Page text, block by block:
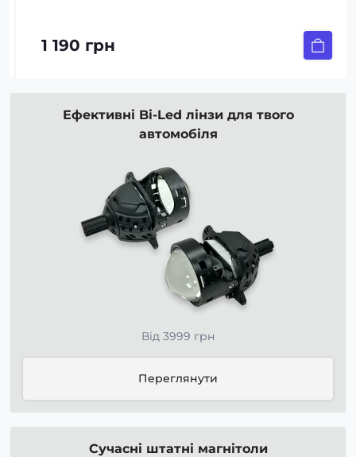
1 190 грн
Ефективні Bi-Led лінзи для твого
автомобіля
Від 3999 грн
Переглянути
Сучасні штатні магнітоли